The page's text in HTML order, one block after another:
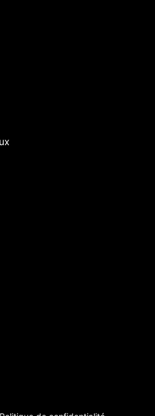
de ce site vous intéresse
bien vous accompagner